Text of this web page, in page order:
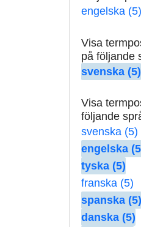
engelska (5)
Visa
på följande
svenska (5)
Visa
följande
svenska (5)
engelska
tyska (5)
franska (5)
spanska (5)
danska (5)